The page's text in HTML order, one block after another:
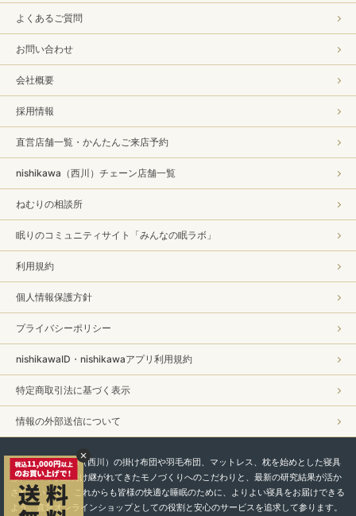
よくあるご質問
お問い合わせ
会社概要
採用情報
直営店舗一覧・かんたんご来店予約
nishikawa（西川）チェーン店舗一覧
ねむりの相談所
眠りのコミュニティサイト「みんなの眠ラボ」
利用規約
個人情報保護方針
プライバシーポリシー
nishikawaID・nishikawaアプリ利用規約
特定商取引法に基づく表示
情報の外部送信について
私たちnishikawa（西川）の掛け布団や羽毛布団、マットレス、枕を始めとした寝具
は、450年以上受け継がれてきたモノづくりへのこだわりと、最新の研究結果が活か
されています。 これからも皆様の快適な睡眠のために、よりよい寝具をお届けできる
よう、直営オンラインショップとしての役割と安心のサービスを追求して参ります。